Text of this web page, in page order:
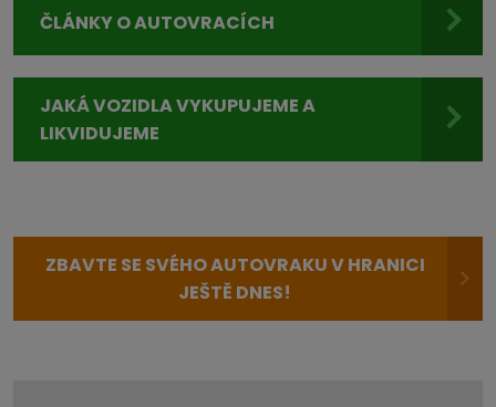
ČLÁNKY O AUTOVRACÍCH
JAKÁ VOZIDLA VYKUPUJEME A
LIKVIDUJEME
ZBAVTE SE SVÉHO AUTOVRAKU V HRANICI
JEŠTĚ DNES!